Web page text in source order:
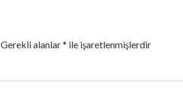
Gerekli alanlar* ile işaretlenmişlerdir